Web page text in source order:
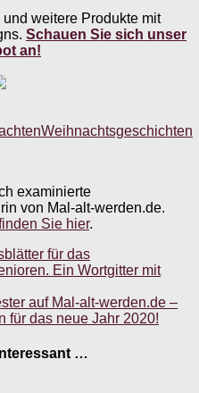
weitere Produkte mit
Schauen Sie sich unser
an!
Weihnachtsgeschichten
examinierte
von Mal-alt-werden.de.
Sie hier.
für das
Ein Wortgitter mit
auf Mal-alt-werden.de –
für das neue Jahr 2020!
…